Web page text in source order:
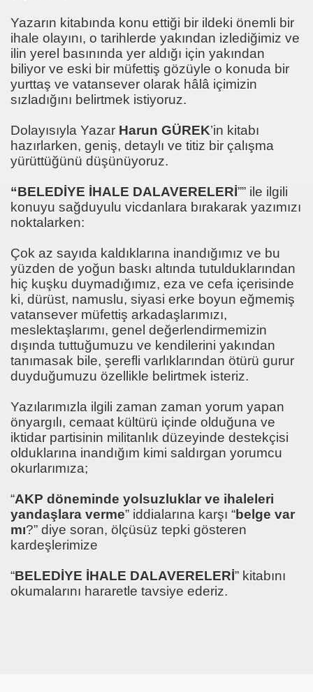
Yazarın kitabında konu ettiği bir ildeki önemli bir
ihale olayını, o tarihlerde yakından izlediğimiz ve
ilin yerel basınında yer aldığı için yakından
biliyor ve eski bir müfettiş gözüyle o konuda bir
yurttaş ve vatansever olarak hâlâ içimizin
sızladığını belirtmek istiyoruz.
Dolayısıyla Yazar Harun GÜREK’in kitabı
hazırlarken, geniş, detaylı ve titiz bir çalışma
yürüttüğünü düşünüyoruz.
“BELEDİYE İHALE DALAVERELERİ”” ile ilgili
konuyu sağduyulu vicdanlara bırakarak yazımızı
noktalarken:
Çok az sayıda kaldıklarına inandığımız ve bu
yüzden de yoğun baskı altında tutulduklarından
hiç kuşku duymadığımız, eza ve cefa içerisinde
ki, dürüst, namuslu, siyasi erke boyun eğmemiş
vatansever müfettiş arkadaşlarımızı,
meslektaşlarımı, genel değerlendirmemizin
dışında tuttuğumuzu ve kendilerini yakından
tanımasak bile, şerefli varlıklarından ötürü gurur
duyduğumuzu özellikle belirtmek isteriz.
Yazılarımızla ilgili zaman zaman yorum yapan
önyargılı, cemaat kültürü içinde olduğuna ve
iktidar partisinin militanlık düzeyinde destekçisi
olduklarına inandığım kimi saldırgan yorumcu
okurlarımıza;
“AKP döneminde yolsuzluklar ve ihaleleri
yandaşlara verme” iddialarına karşı “belge var
mı?” diye soran, ölçüsüz tepki gösteren
kardeşlerimize
“BELEDİYE İHALE DALAVERELERİ” kitabını
okumalarını hararetle tavsiye ederiz.
2023 ULAŞIM HEDEFLERİ HEDEF 2023
Tanımama Lüksü Varmı
KEMALOĞLU
ERDOĞAN Makalesi